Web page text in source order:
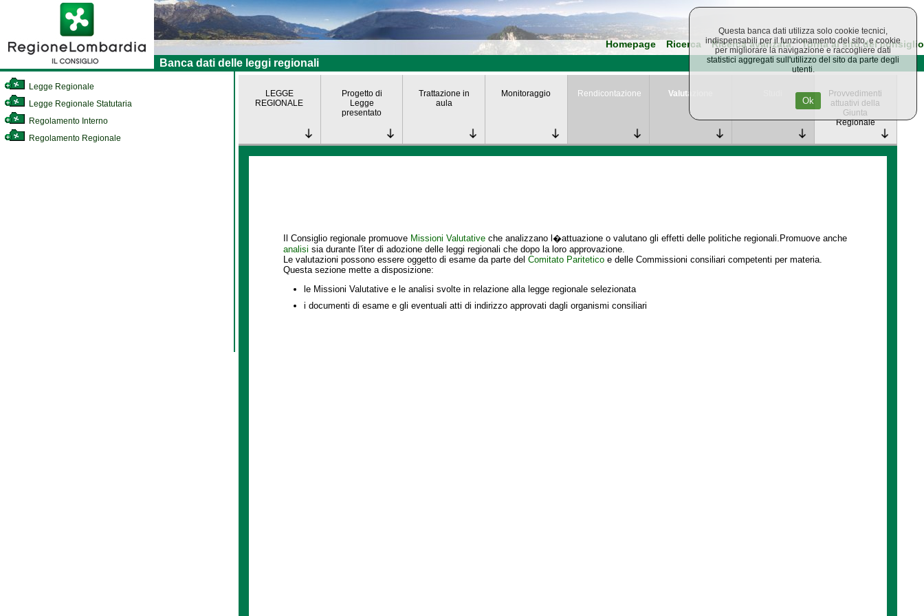
Homepage Ricerca Ricerca avanzata Torna al sito del consiglio
Banca dati delle leggi regionali
Legge Regionale
Legge Regionale Statutaria
Regolamento Interno
Regolamento Regionale
LEGGE
REGIONALE
Progetto di
Legge
presentato
Trattazione in
aula
Monitoraggio Rendicontazione Valutazione
Provvedimenti
attuativi della
Giunta
Regionale
Il Consiglio regionale promuove Missioni Valutative che analizzano l�attuazione o valutano gli effetti delle politiche regionali.Promuove anche
analisi sia durante l'iter di adozione delle leggi regionali che dopo la loro approvazione.
Le valutazioni possono essere oggetto di esame da parte del Comitato Paritetico e delle Commissioni consiliari competenti per materia.
Questa sezione mette a disposizione:
le Missioni Valutative e le analisi svolte in relazione alla legge regionale selezionata
i documenti di esame e gli eventuali atti di indirizzo approvati dagli organismi consiliari
Questa banca dati utilizza solo cookie tecnici,
indispensabili per il funzionamento del sito, e cookie
per migliorare la navigazione e raccogliere dati
statistici aggregati sull'utilizzo del sito da parte degli
utenti.
Ok